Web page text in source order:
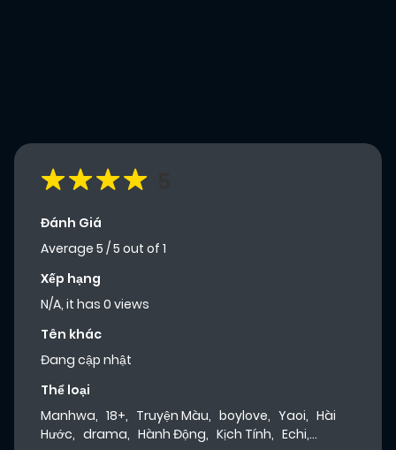
Đánh Giá
Average 5 /5 out of 1
Xếp hạng
N/A, it has 0 views
Tên khác
Đang cập nhật
Thể loại
Manhwa, 18+, Truyện Màu, boylove, Yaoi, Hài
Hước, drama, Hành Động, Kịch Tính, Echi,